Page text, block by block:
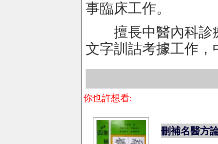
事臨床工作。
擅長中醫內科診
文字訓詁考據工作
你也許想看:
刪補名醫方